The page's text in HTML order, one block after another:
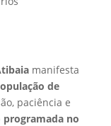
manifesta
de
paciência e
no